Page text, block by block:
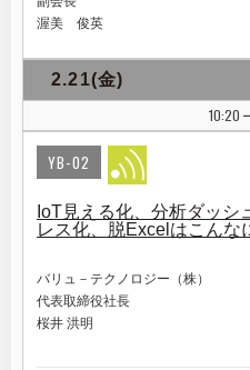
渥美 俊英
2.21(金)
10:20
YB-02
IoT見える化、分析ダッ
レス化、脱Excelはこんな
バリュ－テクノロジー（株）
代表取締役社長
桜井 洪明